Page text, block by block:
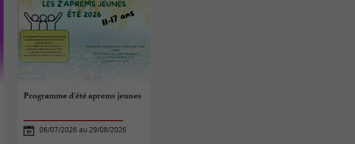
Programme d'été aprems jeunes
06/07/2026 au 29/08/2026